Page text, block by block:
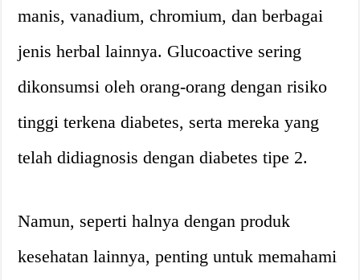
manis, vanadium, chromium, dan berbagai
jenis herbal lainnya. Glucoactive sering
dikonsumsi oleh orang-orang dengan risiko
tinggi terkena diabetes, serta mereka yang
telah didiagnosis dengan diabetes tipe 2.
Namun, seperti halnya dengan produk
kesehatan lainnya, penting untuk memahami